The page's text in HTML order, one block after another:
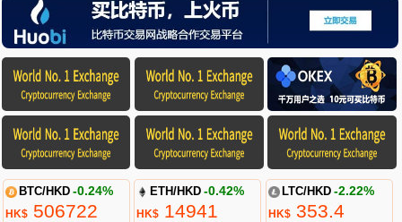
BTC/HKD -0.24%
HK$506722
ETH/HKD -0.42%
HK$ 14941
LTC/HKD -2.22%
HK$353.4